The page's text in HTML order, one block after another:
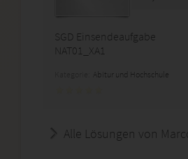
SGD Einsendeaufgabe
NAT01_XA1
Abitur und Hochschule
Alle Lösungen von